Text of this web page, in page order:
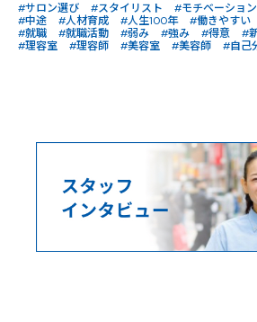
#サロン選び
#スタイリスト #モチベーション
#中途
#人材育成 #人生100年 #働きやすい
#就職
#就職活動 #弱み #強み #得意 #
#理容室
#理容師 #美容室 #美容師 #自己